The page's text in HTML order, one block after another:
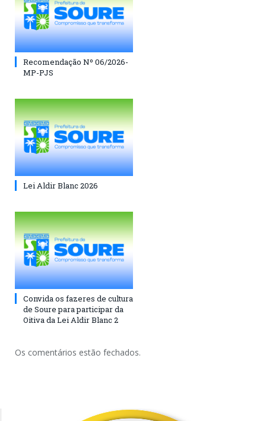
Recomendação Nº 06/2026-
MP-PJS
Lei Aldir Blanc 2026
Convida os fazeres de cultura
de Soure para participar da
Oitiva da Lei Aldir Blanc 2
Os comentários estão fechados.